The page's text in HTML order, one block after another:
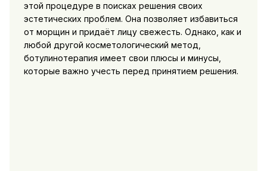
этой процедуре в поисках решения своих
эстетических проблем. Она позволяет избавиться
от морщин и придаёт лицу свежесть. Однако, как и
любой другой косметологический метод,
ботулинотерапия имеет свои плюсы и минусы,
которые важно учесть перед принятием решения.